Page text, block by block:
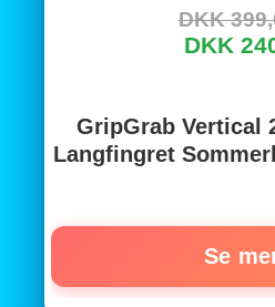
DKK
DKK
GripGrab Vertical
Langfingret
Se